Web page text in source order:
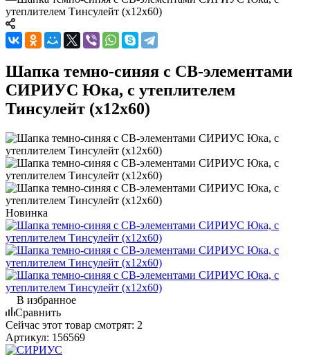
утеплителем Тинсулейт (х12х60)
Шапка темно-синяя с СВ-элементами
СИРИУС Юка, с утеплителем
Тинсулейт (х12х60)
Новинка
В избранное
Сравнить
Сейчас этот товар смотрят: 2
Артикул: 156569